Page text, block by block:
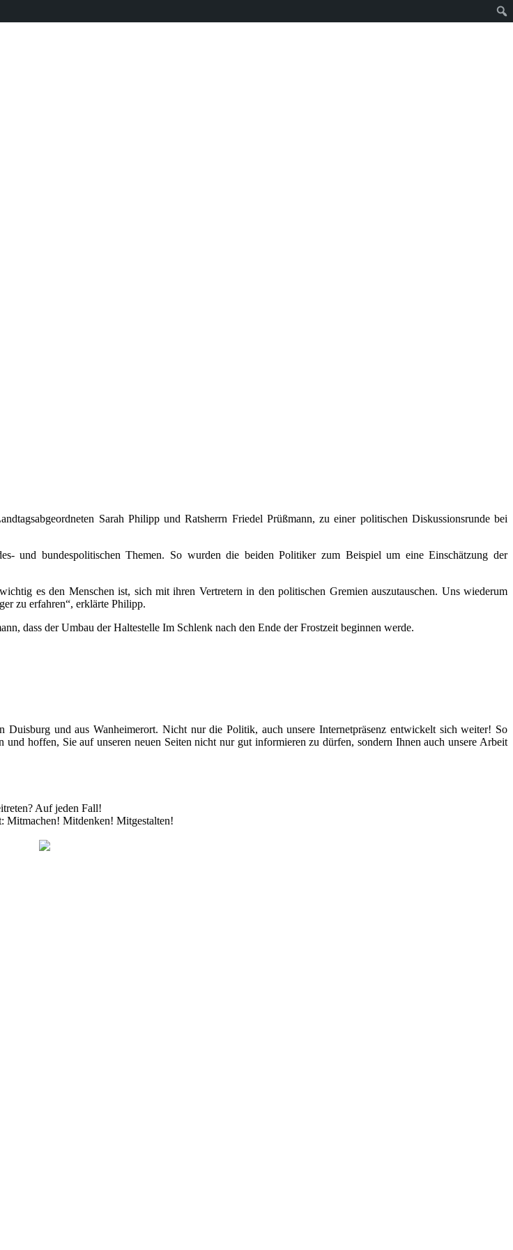
Sarah Philipp und Ratsherrn Friedel Prüßmann, zu einer politischen Diskussionsrunde bei
und bundespolitischen Themen. So wurden die beiden Politiker zum Beispiel um eine Einschätzung der
es den Menschen ist, sich mit ihren Vertretern in den politischen Gremien auszutauschen. Uns wiederum
zu erfahren“, erklärte Philipp.
dass der Umbau der Haltestelle Im Schlenk nach den Ende der Frostzeit beginnen werde.
und aus Wanheimerort. Nicht nur die Politik, auch unsere Internetpräsenz entwickelt sich weiter! So
hoffen, Sie auf unseren neuen Seiten nicht nur gut informieren zu dürfen, sondern Ihnen auch unsere Arbeit
Auf jeden Fall!
Mitmachen! Mitdenken! Mitgestalten!